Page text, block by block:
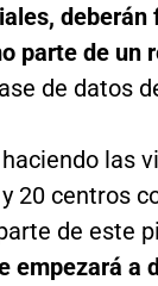
parte de un
de datos
las
20 centros
de este
empezará a